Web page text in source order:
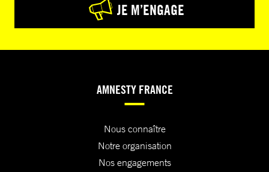
JE M’ENGAGE
AMNESTY FRANCE
Nous connaître
Notre organisation
Nos engagements